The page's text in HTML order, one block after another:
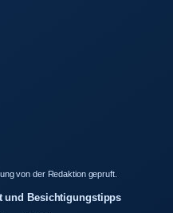
von der Redaktion gepruft.
und Besichtigungstipps